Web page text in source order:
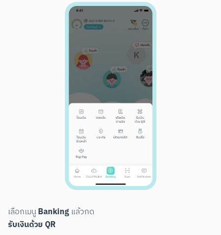
สแกนเพื่อดาวน์โหลด
เลือกเมนู Banking
รับเงินด้วย QR